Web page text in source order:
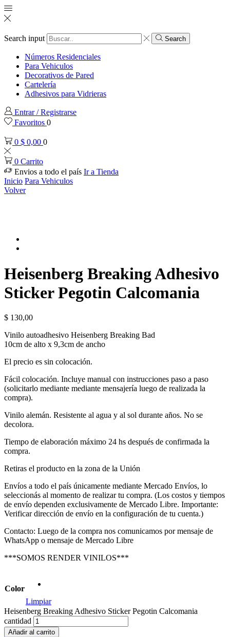
Search input Search
Números Residenciales
Para Vehiculos
Decorativos de Pared
Cartelería
Adhesivos para Vidrieras
Entrar / Registrarse
Favoritos 0
0 $ 0,00 0
0 Carrito
Envios a todo el país Ir a Tienda
Inicio Para Vehiculos
Volver
Heisenberg Breaking Adhesivo
Sticker Pegotin Calcomania
$ 130,00
Vinilo autoadhesivo Heisenberg Breaking Bad
10cm de alto x 9,3cm de ancho
El precio es sin colocación.
Fácil colocación. Incluye manual con instrucciones paso a paso
(solicitarlo mediante mediante mensajería luego de realizada la
compra).
Vinilo alemán. Resistente al agua y al sol durante años. No se
decolora.
Tiempo de elaboración máximo 24 hs después de confirmada la
compra.
Retiras el producto en la zona de la Unión
Envíos a todo el país únicamente mediante Mercado Envíos, lo
seleccionás al momento de realizar tu compra. (Los costos y tiempos
de envío dependen exclusivamente de Mercado Libre. Importante:
Verificar dirección de envío en la configuración de tu cuenta.)
Contacto: Luego de la compra nos comunicamos por mensaje de
WhatsApp o mensaje de Mercado Libre
***SOMOS RENDER VINILOS***
Color
Limpiar
Heisenberg Breaking Adhesivo Sticker Pegotin Calcomania
cantidad
Añadir al carrito